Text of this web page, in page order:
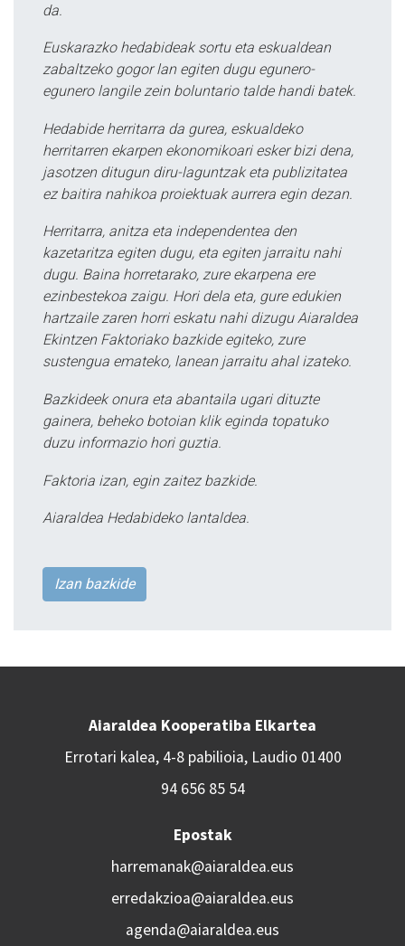
da.
Euskarazko hedabideak sortu eta eskualdean
zabaltzeko gogor lan egiten dugu egunero-
egunero langile zein boluntario talde handi batek.
Hedabide herritarra da gurea, eskualdeko
herritarren ekarpen ekonomikoari esker bizi dena,
jasotzen ditugun diru-laguntzak eta publizitatea
ez baitira nahikoa proiektuak aurrera egin dezan.
Herritarra, anitza eta independentea den
kazetaritza egiten dugu, eta egiten jarraitu nahi
dugu. Baina horretarako, zure ekarpena ere
ezinbestekoa zaigu. Hori dela eta, gure edukien
hartzaile zaren horri eskatu nahi dizugu Aiaraldea
Ekintzen Faktoriako bazkide egiteko, zure
sustengua emateko, lanean jarraitu ahal izateko.
Bazkideek onura eta abantaila ugari dituzte
gainera, beheko botoian klik eginda topatuko
duzu informazio hori guztia.
Faktoria izan, egin zaitez bazkide.
Aiaraldea Hedabideko lantaldea.
Izan bazkide
Aiaraldea Kooperatiba Elkartea
Errotari kalea, 4-8 pabilioia, Laudio 01400
94 656 85 54
Epostak
harremanak@aiaraldea.eus
erredakzioa@aiaraldea.eus
agenda@aiaraldea.eus